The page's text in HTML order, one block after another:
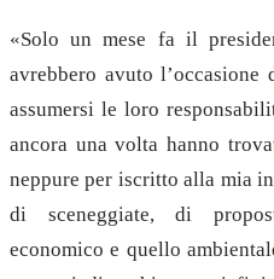
«Solo un mese fa il
avrebbero avuto
assumersi le loro
ancora una volta hanno
neppure per iscritto alla mia
di sceneggiate, di
economico e quello